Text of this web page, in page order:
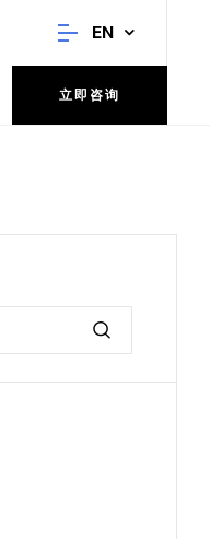
EN
立即咨询